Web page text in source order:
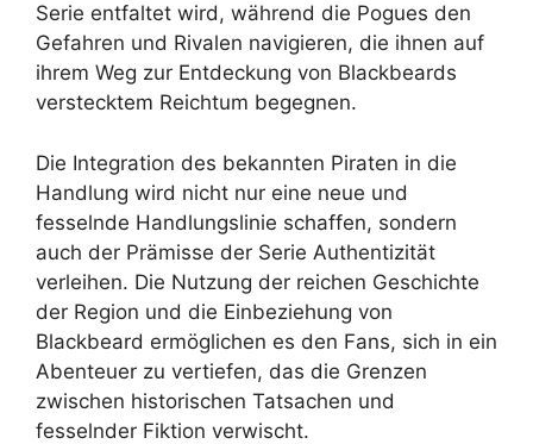
Serie entfaltet wird, während die Pogues den
Gefahren und Rivalen navigieren, die ihnen auf
ihrem Weg zur Entdeckung von Blackbeards
verstecktem Reichtum begegnen.
Die Integration des bekannten Piraten in die
Handlung wird nicht nur eine neue und
fesselnde Handlungslinie schaffen, sondern
auch der Prämisse der Serie Authentizität
verleihen. Die Nutzung der reichen Geschichte
der Region und die Einbeziehung von
Blackbeard ermöglichen es den Fans, sich in ein
Abenteuer zu vertiefen, das die Grenzen
zwischen historischen Tatsachen und
fesselnder Fiktion verwischt.